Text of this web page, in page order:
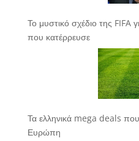
Το μυστικό σχέδιο της FIFA
που κατέρρευσε
Τα ελληνικά mega deals
Ευρώπη